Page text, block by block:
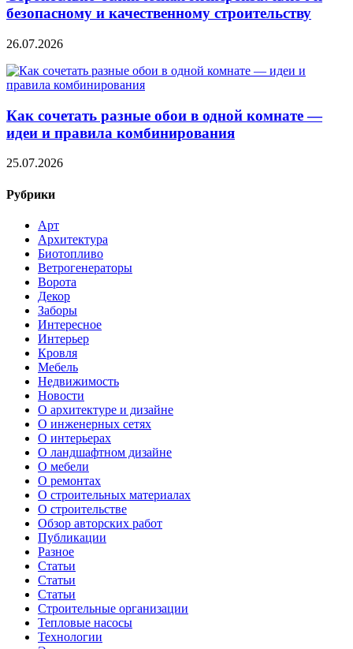
безопасному и качественному строительству
26.07.2026
Как сочетать разные обои в одной комнате —
идеи и правила комбинирования
25.07.2026
Рубрики
Арт
Архитектура
Биотопливо
Ветрогенераторы
Ворота
Декор
Заборы
Интересное
Интерьер
Кровля
Мебель
Недвижимость
Новости
О архитектуре и дизайне
О инженерных сетях
О интерьерах
О ландшафтном дизайне
О мебели
О ремонтах
О строительных материалах
О строительстве
Обзор авторских работ
Публикации
Разное
Статьи
Статьи
Статьи
Строительные организации
Тепловые насосы
Технологии